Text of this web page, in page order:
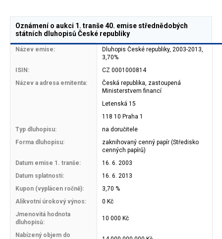
Oznámení o aukci 1. tranše 40. emise střednědobých
státních dluhopisů České republiky
Název emise:
Dluhopis České republiky, 2003-2013,
3,70%
ISIN:
CZ 0001000814
Název a adresa emitenta:
Česká republika, zastoupená
Ministerstvem financí
Letenská 15
118 10 Praha 1
Typ dluhopisu:
na doručitele
Forma dluhopisu:
zaknihovaný cenný papír (Středisko
cenných papírů)
Datum emise 1. tranše:
16. 6. 2003
Datum splatnosti:
16. 6. 2013
Kupon (vyplácen ročně):
3,70 %
Alikvotní úrokový výnos:
0 Kč
Jmenovitá hodnota
dluhopisů:
10 000 Kč
Nabízený objem do